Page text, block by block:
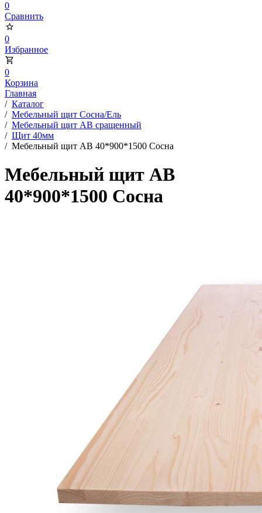
0
Сравнить
0
Избранное
0
Корзина
Главная
/ Каталог
/ Мебельный щит Сосна/Ель
/ Мебельный щит АВ сращенный
/ Щит 40мм
/ Мебельный щит АВ 40*900*1500 Сосна
Мебельный щит АВ
40*900*1500 Сосна